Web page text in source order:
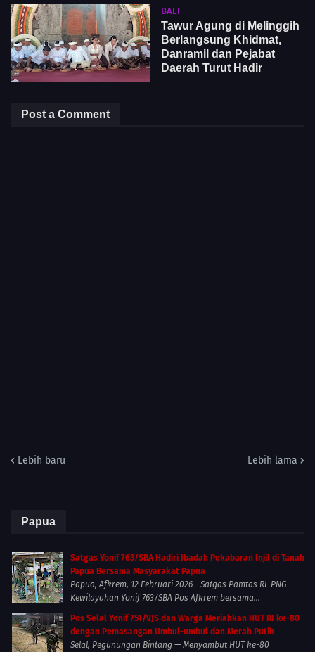
BALI
Tawur Agung di Melinggih
Berlangsung Khidmat,
Danramil dan Pejabat
Daerah Turut Hadir
Post a Comment
Lebih baru Lebih lama
Papua
Satgas Yonif 763/SBA Hadiri Ibadah Pekabaran Injil di Tanah
Papua Bersama Masyarakat Papua
Papua, Afkrem, 12 Februari 2026 - Satgas Pamtas RI-PNG
Kewilayahan Yonif 763/SBA Pos Afkrem bersama...
Pos Selal Yonif 751/VJS dan Warga Meriahkan HUT RI ke-80
dengan Pemasangan Umbul-umbul dan Merah Putih
Selal, Pegunungan Bintang — Menyambut HUT ke-80